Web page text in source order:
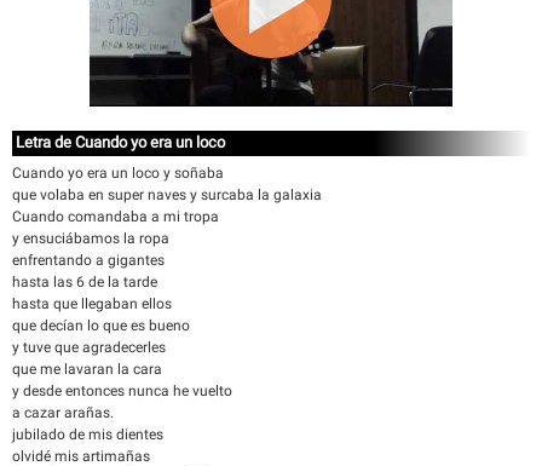
Letra de Cuando yo era un loco
Cuando yo era un loco y soñaba
que volaba en super naves y surcaba la galaxia
Cuando comandaba a mi tropa
y ensuciábamos la ropa
enfrentando a gigantes
hasta las 6 de la tarde
hasta que llegaban ellos
que decían lo que es bueno
y tuve que agradecerles
que me lavaran la cara
y desde entonces nunca he vuelto
a cazar arañas.
jubilado de mis dientes
olvidé mis artimañas